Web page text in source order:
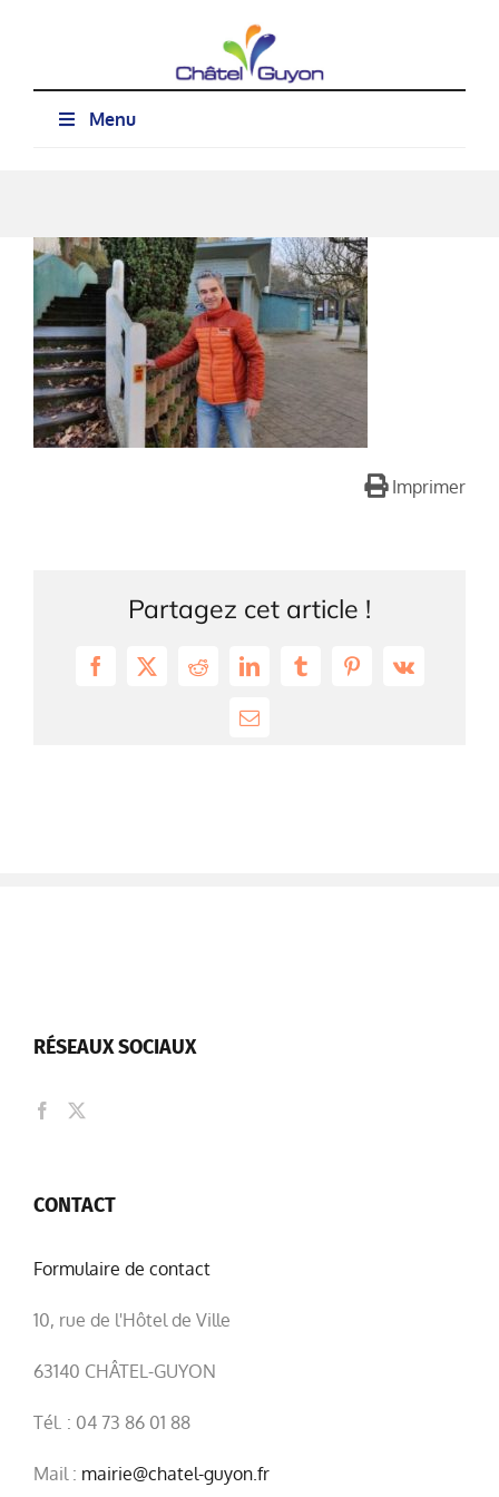
Menu
Imprimer
Partagez cet article !
Facebook
X RedditLinkedInTumblrPinterest
Vk
Email
RÉSEAUX SOCIAUX
CONTACT
Formulaire de contact
10, rue de l'Hôtel de Ville
63140 CHÂTEL-GUYON
Tél. : 04 73 86 01 88
Mail : mairie@chatel-guyon.fr